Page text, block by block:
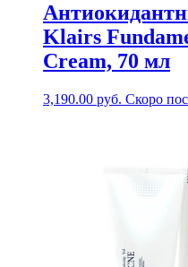
Klairs
Cream, 70 мл
3,190.00 руб. Скоро